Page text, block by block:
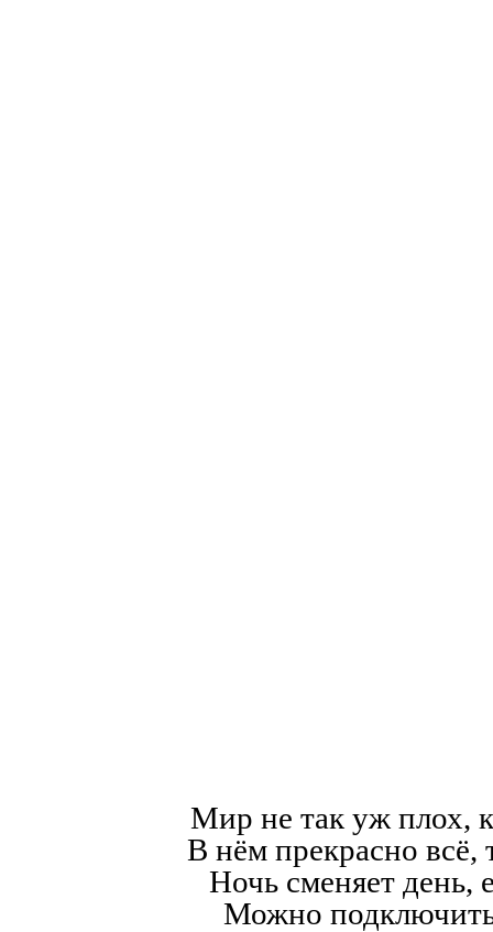
Мир не так уж плох,
В нём прекрасно всё,
Ночь сменяет день,
Можно